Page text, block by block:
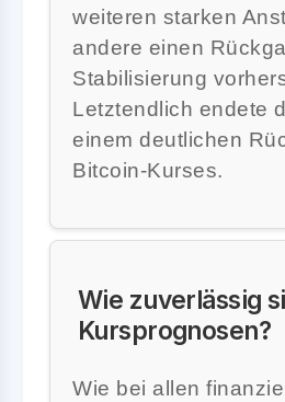
weiteren starken
andere einen
Stabilisierung
Letztendlich endete
einem deutlichen
Bitcoin-Kurses.
Wie zuverlässig
Kursprognosen?
Wie bei allen